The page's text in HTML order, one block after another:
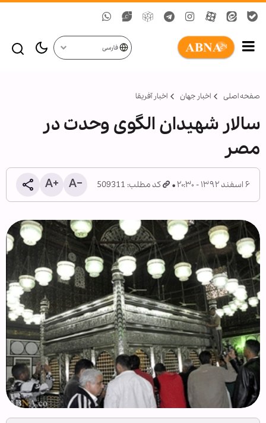
فارسی
صفحه اصلی اخبار جهان اخبار آفریقا
سالار شهیدان الگوی وحدت در
مصر
۶ اسفند ۱۳۹۲ - ۲۰:۳۰ کد مطلب: 509311